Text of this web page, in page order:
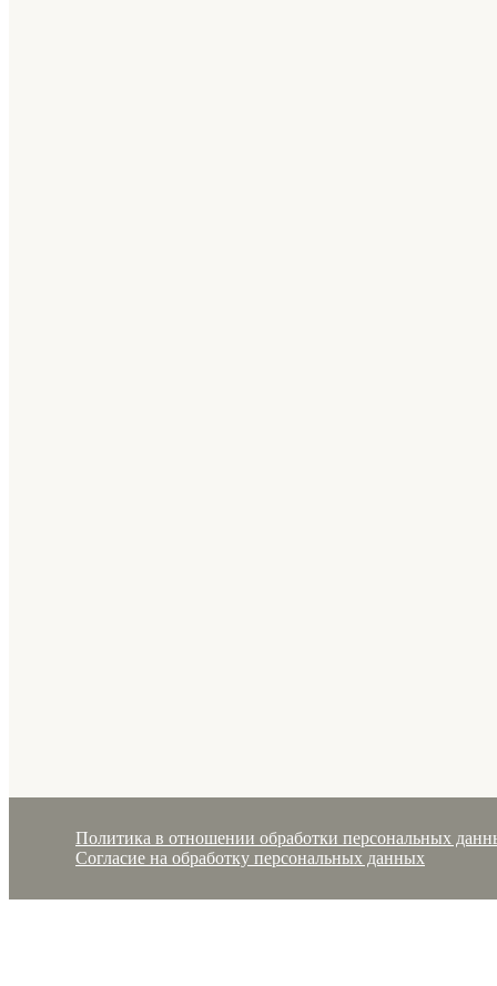
Политика в отношении обработки персональных
Согласие на обработку персональных данных